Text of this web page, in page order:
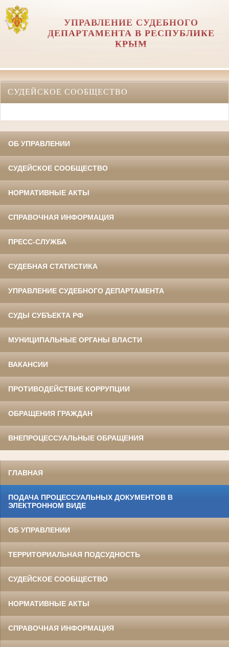
УПРАВЛЕНИЕ СУДЕБНОГО
ДЕПАРТАМЕНТА В РЕСПУБЛИКЕ
КРЫМ
СУДЕЙСКОЕ СООБЩЕСТВО
ОБ УПРАВЛЕНИИ
СУДЕЙСКОЕ СООБЩЕСТВО
НОРМАТИВНЫЕ АКТЫ
СПРАВОЧНАЯ ИНФОРМАЦИЯ
ПРЕСС-СЛУЖБА
СУДЕБНАЯ СТАТИСТИКА
УПРАВЛЕНИЕ СУДЕБНОГО ДЕПАРТАМЕНТА
СУДЫ СУБЪЕКТА РФ
МУНИЦИПАЛЬНЫЕ ОРГАНЫ ВЛАСТИ
ВАКАНСИИ
ПРОТИВОДЕЙСТВИЕ КОРРУПЦИИ
ОБРАЩЕНИЯ ГРАЖДАН
ВНЕПРОЦЕССУАЛЬНЫЕ ОБРАЩЕНИЯ
ГЛАВНАЯ
ПОДАЧА ПРОЦЕССУАЛЬНЫХ ДОКУМЕНТОВ В
ЭЛЕКТРОННОМ ВИДЕ
ОБ УПРАВЛЕНИИ
ТЕРРИТОРИАЛЬНАЯ ПОДСУДНОСТЬ
СУДЕЙСКОЕ СООБЩЕСТВО
НОРМАТИВНЫЕ АКТЫ
СПРАВОЧНАЯ ИНФОРМАЦИЯ